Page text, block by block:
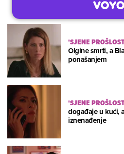
'SJENE
Olgine smrti, a
ponašanjem
'SJENE
događaje u kući,
iznenađenje